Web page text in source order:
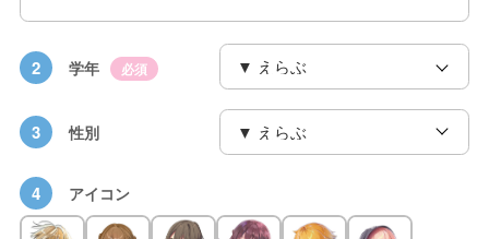
2 学年 必須
3 性別
4 アイコン